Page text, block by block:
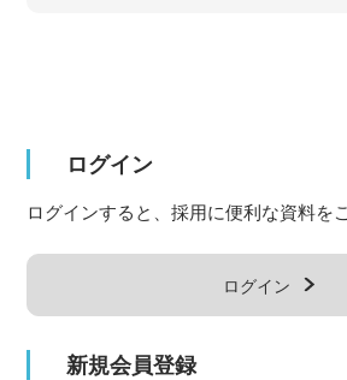
ログイン
ログインすると、採用に便利な資料を
ログイン
新規会員登録